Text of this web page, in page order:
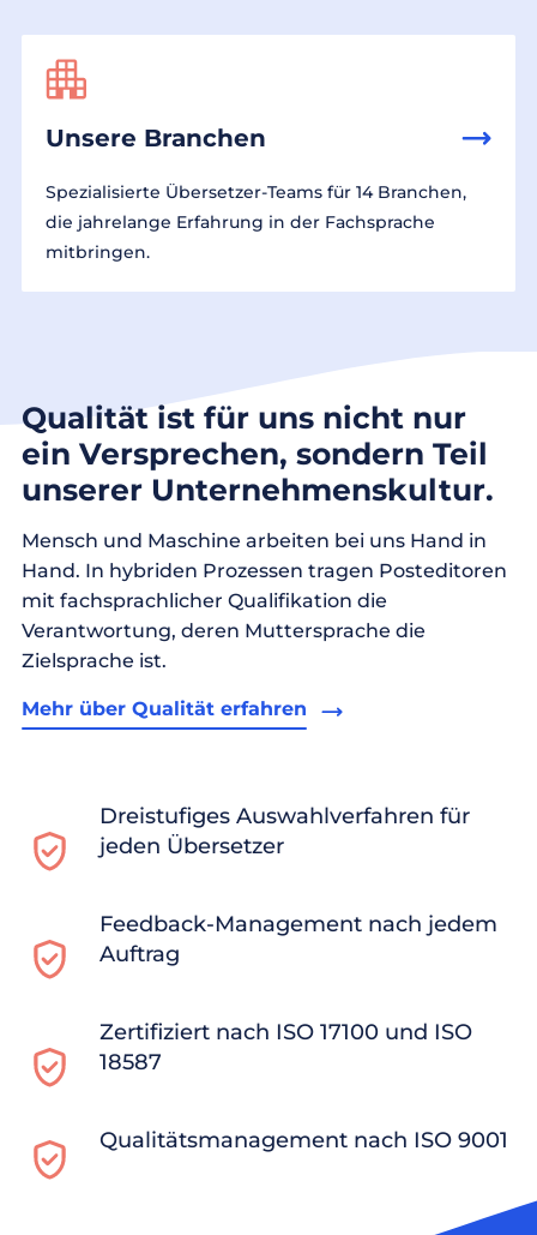
Unsere Branchen
Spezialisierte Übersetzer-Teams für 14 Branchen,
die jahrelange Erfahrung in der Fachsprache
mitbringen.
Qualität ist für uns nicht nur
ein Versprechen, sondern Teil
unserer Unternehmenskultur.
Mensch und Maschine arbeiten bei uns Hand in
Hand. In hybriden Prozessen tragen Posteditoren
mit fachsprachlicher Qualifikation die
Verantwortung, deren Muttersprache die
Zielsprache ist.
Mehr über Qualität erfahren
Dreistufiges Auswahlverfahren für
jeden Übersetzer
Feedback-Management nach jedem
Auftrag
Zertifiziert nach ISO 17100 und ISO
18587
Qualitätsmanagement nach ISO 9001